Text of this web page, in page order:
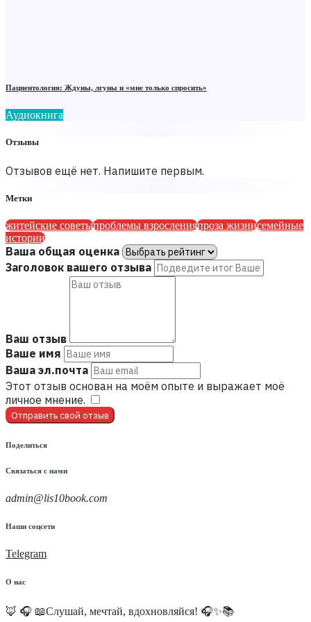
Пациентология: Ждуны, лгуны и «мне только спросить»
Аудиокнига
Отзывы
Отзывов ещё нет. Напишите первым.
Метки
житейские советыпроблемы взросленияпроза жизнисемейные
истории
Ваша общая оценка
Заголовок вашего отзыва
Ваш отзыв
Ваше имя
Ваша эл.почта
Этот отзыв основан на моём опыте и выражает моё
личное мнение.
Отправить свой отзыв
Поделиться
Связаться с нами
admin@lis10book.com
Наши соцсети
Telegram
О нас
🦊 🎧 📖Слушай, мечтай, вдохновляйся! 🎧✨📚